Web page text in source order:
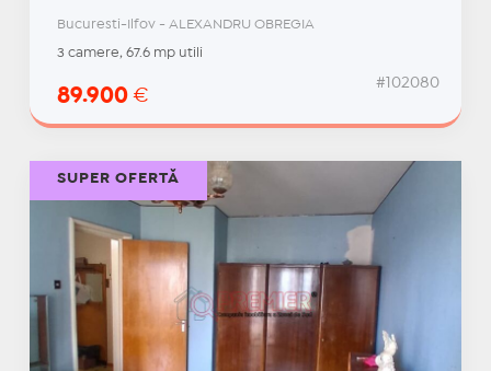
Bucuresti-Ilfov - ALEXANDRU OBREGIA
3 camere, 67.6 mp utili
89.900 €
#102080
SUPER OFERTĂ